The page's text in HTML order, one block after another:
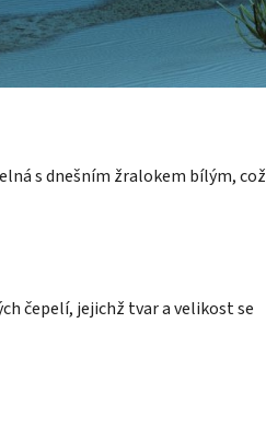
s dnešním žralokem bílým, což
čepelí, jejichž tvar a velikost se